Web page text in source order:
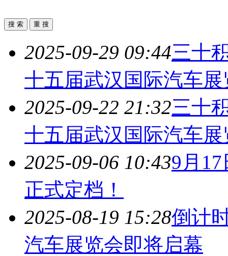
2025-09-29 09:44三十
十五届武汉国际汽车展
2025-09-22 21:32三十
十五届武汉国际汽车展
2025-09-06 10:439月
正式定档！
2025-08-19 15:28倒计
汽车展览会即将启幕